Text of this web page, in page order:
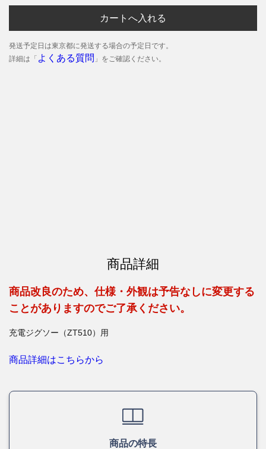
カートへ入れる
発送予定日は東京都に発送する場合の予定日です。
詳細は「 よくある質問 」をご確認ください。
商品詳細
商品改良のため、仕様・外観は予告なしに変更する
ことがありますのでご了承ください。
充電ジグソー（ZT510）用
商品詳細はこちらから
商品の特長